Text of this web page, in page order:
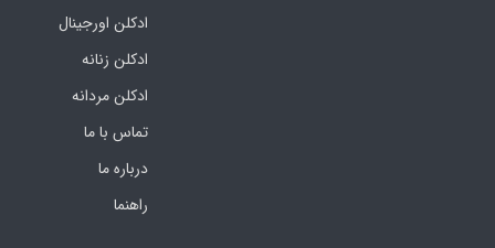
ادکلن اورجینال
ادکلن زنانه
ادکلن مردانه
تماس با ما
درباره ما
راهنما